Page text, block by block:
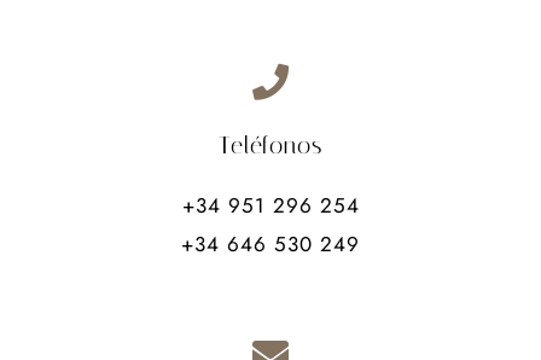
Teléfonos
+34 951 296 254
+34 646 530 249